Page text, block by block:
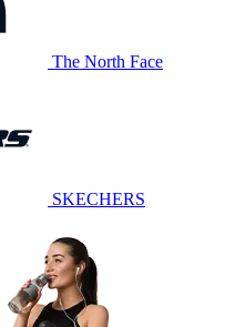
The North Face
SKECHERS